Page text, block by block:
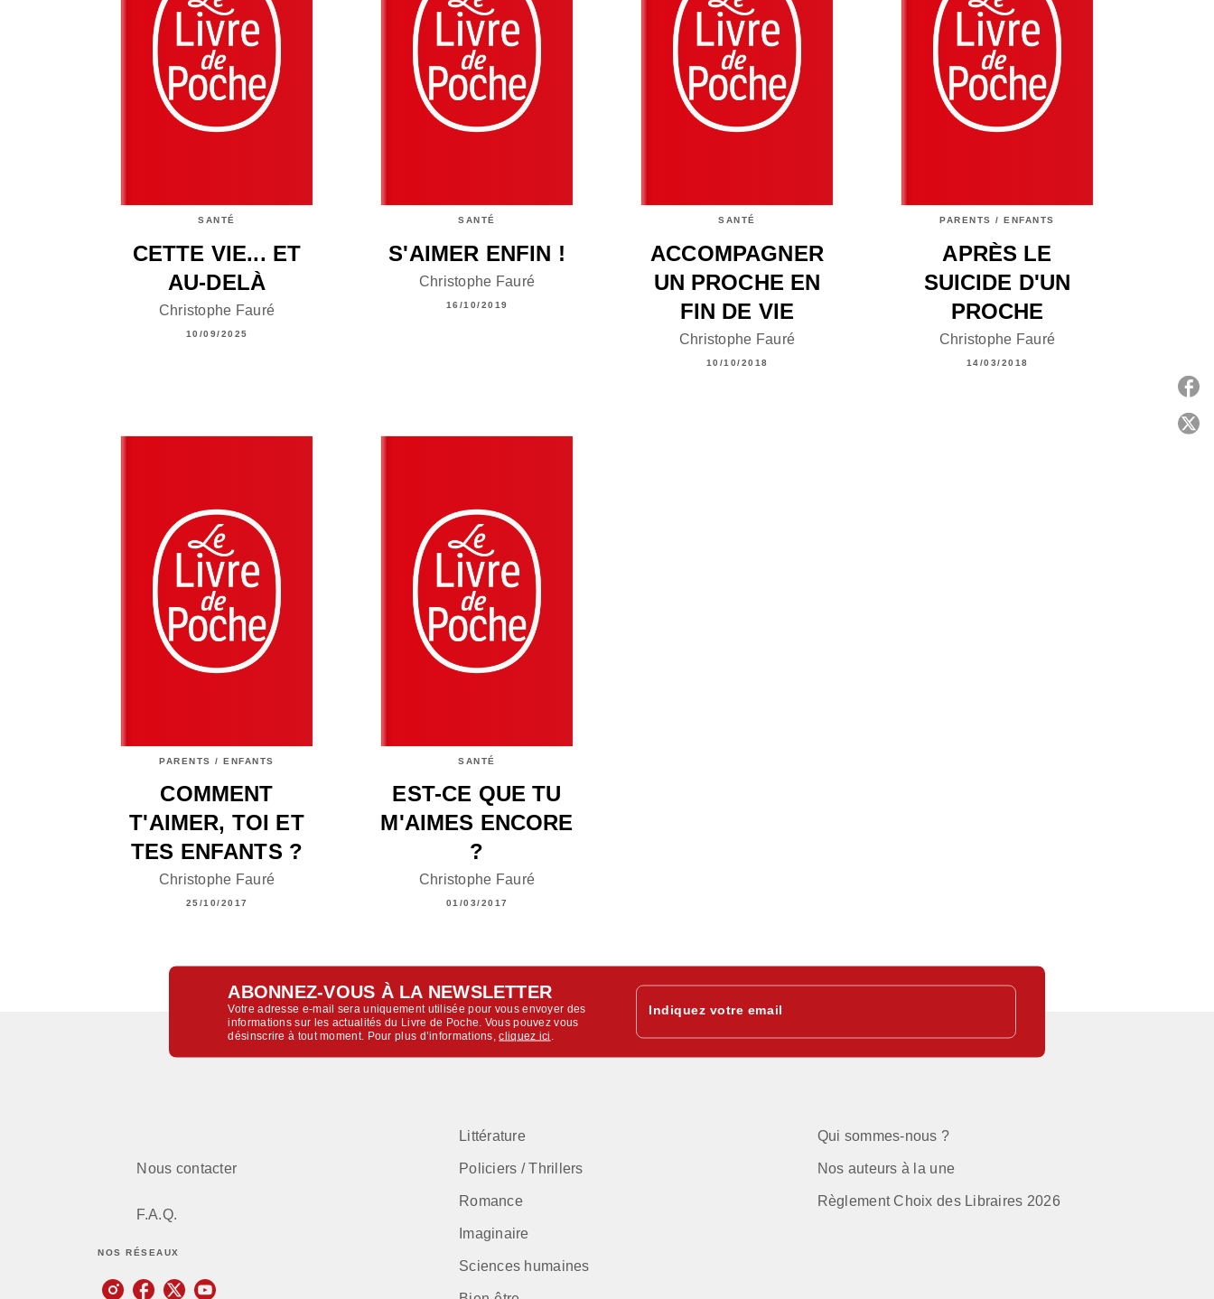
SANTÉ
CETTE VIE... ET
AU-DELÀ
Christophe Fauré
10/09/2025
SANTÉ
S'AIMER ENFIN !
Christophe Fauré
16/10/2019
SANTÉ
ACCOMPAGNER
UN PROCHE EN
FIN DE VIE
Christophe Fauré
10/10/2018
PARENTS / ENFANTS
APRÈS LE
SUICIDE D'UN
PROCHE
Christophe Fauré
14/03/2018
PARENTS / ENFANTS
COMMENT
T'AIMER, TOI ET
TES ENFANTS ?
Christophe Fauré
25/10/2017
SANTÉ
EST-CE QUE TU
M'AIMES ENCORE
?
Christophe Fauré
01/03/2017
ABONNEZ-VOUS À LA NEWSLETTER
Votre adresse e-mail sera uniquement utilisée pour vous envoyer des
informations sur les actualités du Livre de Poche. Vous pouvez vous
désinscrire à tout moment. Pour plus d’informations,cliquez ici
Indiquez votre email
Nous contacter
F.A.Q.
NOS RÉSEAUX
Littérature
Policiers / Thrillers
Romance
Imaginaire
Sciences humaines
Qui sommes-nous ?
Nos auteurs à la une
Règlement Choix des Libraires 2026